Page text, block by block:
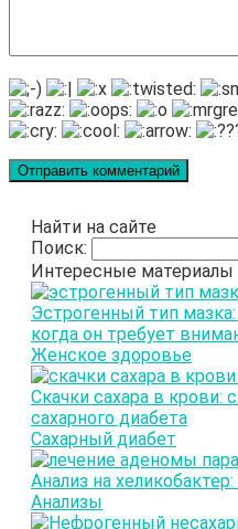
Найти на сайте
Поиск:
Интересные материалы
Эстрогенный тип мазка:
когда он требует
Женское здоровье
Скачки сахара в крови:
сахарного диабета
Сахарный диабет
Анализ на
Анализы